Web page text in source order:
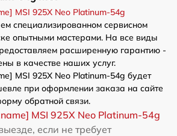
MSI 925X Neo Platinum-54g
специализированном сервисном
опытными мастерами. На все виды
расширенную гарантию -
в качестве наших услуг.
MSI 925X Neo Platinum-54g будет
при оформлении заказа на сайте
обратной связи.
MSI 925X Neo Platinum-54g
если не требует